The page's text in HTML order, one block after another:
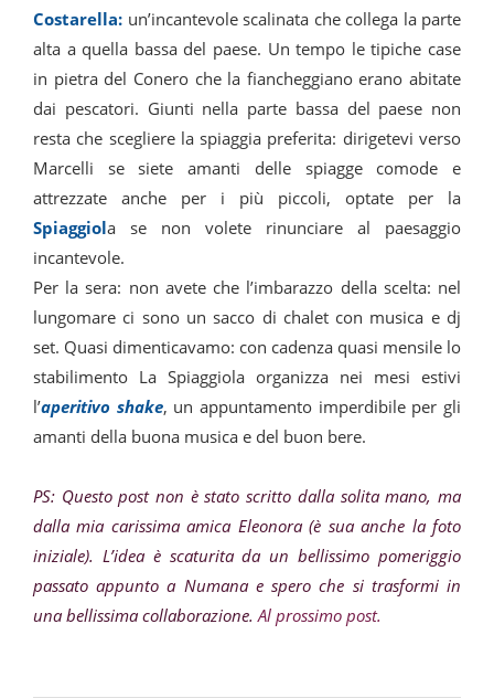
Costarella: un’incantevole scalinata che collega la parte
alta a quella bassa del paese. Un tempo le tipiche case
in pietra del Conero che la fiancheggiano erano abitate
dai pescatori. Giunti nella parte bassa del paese non
resta che scegliere la spiaggia preferita: dirigetevi verso
Marcelli se siete amanti delle spiagge comode e
attrezzate anche per i più piccoli, optate per la
Spiaggiola se non volete rinunciare al paesaggio
incantevole.
Per la sera: non avete che l’imbarazzo della scelta: nel
lungomare ci sono un sacco di chalet con musica e dj
set. Quasi dimenticavamo: con cadenza quasi mensile lo
stabilimento La Spiaggiola organizza nei mesi estivi
l’aperitivo shake, un appuntamento imperdibile per gli
amanti della buona musica e del buon bere.
PS: Questo post non è stato scritto dalla solita mano, ma
dalla mia carissima amica Eleonora (è sua anche la foto
iniziale). L’idea è scaturita da un bellissimo pomeriggio
passato appunto a Numana e spero che si trasformi in
una bellissima collaborazione.Al prossimo post.